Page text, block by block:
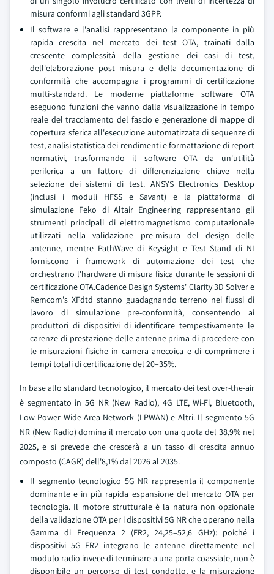
misura conformi agli standard 3GPP.
Il software e l'analisi rappresentano la componente in più
rapida crescita nel mercato dei test OTA, trainati dalla
crescente complessità della gestione dei casi di test,
dell'elaborazione post misura e della documentazione di
conformità che accompagna i programmi di certificazione
multi-standard. Le moderne piattaforme software OTA
eseguono funzioni che vanno dalla visualizzazione in tempo
reale del tracciamento del fascio e generazione di mappe di
copertura sferica all'esecuzione automatizzata di sequenze di
test, analisi statistica dei rendimenti e formattazione di report
normativi, trasformando il software OTA da un'utilità
periferica a un fattore di differenziazione chiave nella
selezione dei sistemi di test. ANSYS Electronics Desktop
(inclusi i moduli HFSS e Savant) e la piattaforma di
simulazione Feko di Altair Engineering rappresentano gli
strumenti principali di elettromagnetismo computazionale
utilizzati nella validazione pre-misura del design delle
antenne, mentre PathWave di Keysight e Test Stand di NI
forniscono i framework di automazione dei test che
orchestrano l'hardware di misura fisica durante le sessioni di
certificazione OTA.Cadence Design Systems' Clarity 3D Solver e
Remcom's XFdtd stanno guadagnando terreno nei flussi di
lavoro di simulazione pre-conformità, consentendo ai
produttori di dispositivi di identificare tempestivamente le
carenze di prestazione delle antenne prima di procedere con
le misurazioni fisiche in camera anecoica e di comprimere i
tempi totali di certificazione del 20–35%.
In base allo standard tecnologico, il mercato dei test over-the-air
è segmentato in 5G NR (New Radio), 4G LTE, Wi-Fi, Bluetooth,
Low-Power Wide-Area Network (LPWAN) e Altri. Il segmento 5G
NR (New Radio) domina il mercato con una quota del 38,9% nel
2025, e si prevede che crescerà a un tasso di crescita annuo
composto (CAGR) dell'8,1% dal 2026 al 2035.
Il segmento tecnologico 5G NR rappresenta il componente
dominante e in più rapida espansione del mercato OTA per
tecnologia. Il motore strutturale è la natura non opzionale
della validazione OTA per i dispositivi 5G NR che operano nella
Gamma di Frequenza 2 (FR2, 24,25–52,6 GHz): poiché i
dispositivi 5G FR2 integrano le antenne direttamente nel
modulo radio invece di terminare a una porta coassiale, non è
disponibile un percorso di test condotto, e la misurazione